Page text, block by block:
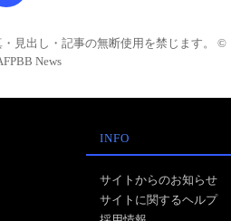
・見出し・記事の無断使用を禁じます。 ©
News
INFO
サイトからのお知らせ
サイトに関するヘルプ